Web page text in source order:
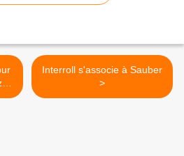
Interroll s'associe à Sauber
>